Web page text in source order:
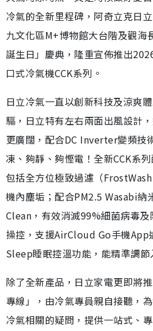
冷氣的全新里程碑，阿奇立克日
九文化區M+博物館大台階及觀海
誕生日」慶典，隆重宣佈推出
口式冷氣機CCK系列。
日立冷氣一直以創新科技及涼爽
驅，日立特有左右兩面出風設計
更廣闊，配合DC Inverter變頻技
凍、夠靜、夠慳電！全新CCK系
包括全方位極致過濾（
機內塵垢；配合PM2.5 Wasabi納
Clean，有效消滅99%細菌病毒
操控，支援AirCloud Go手機App
Sleep睡眠控溫功能，能精準調節
除了全新產品，日立家電更即將
專線」，由冷氣專員親自接聽，
冷氣相關的疑問，提供一站式、